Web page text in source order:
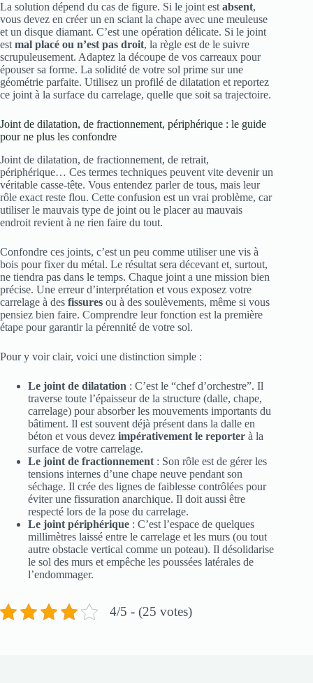
La solution dépend du cas de figure. Si le joint est absent,
vous devez en créer un en sciant la chape avec une meuleuse
et un disque diamant. C’est une opération délicate. Si le joint
est mal placé ou n’est pas droit, la règle est de le suivre
scrupuleusement. Adaptez la découpe de vos carreaux pour
épouser sa forme. La solidité de votre sol prime sur une
géométrie parfaite. Utilisez un profilé de dilatation et reportez
ce joint à la surface du carrelage, quelle que soit sa trajectoire.
Joint de dilatation, de fractionnement, périphérique : le guide
pour ne plus les confondre
Joint de dilatation, de fractionnement, de retrait,
périphérique… Ces termes techniques peuvent vite devenir un
véritable casse-tête. Vous entendez parler de tous, mais leur
rôle exact reste flou. Cette confusion est un vrai problème, car
utiliser le mauvais type de joint ou le placer au mauvais
endroit revient à ne rien faire du tout.
Confondre ces joints, c’est un peu comme utiliser une vis à
bois pour fixer du métal. Le résultat sera décevant et, surtout,
ne tiendra pas dans le temps. Chaque joint a une mission bien
précise. Une erreur d’interprétation et vous exposez votre
carrelage à des fissures ou à des soulèvements, même si vous
pensiez bien faire. Comprendre leur fonction est la première
étape pour garantir la pérennité de votre sol.
Pour y voir clair, voici une distinction simple :
Le joint de dilatation : C’est le “chef d’orchestre”. Il
traverse toute l’épaisseur de la structure (dalle, chape,
carrelage) pour absorber les mouvements importants du
bâtiment. Il est souvent déjà présent dans la dalle en
béton et vous devez impérativement le reporter à la
surface de votre carrelage.
Le joint de fractionnement : Son rôle est de gérer les
tensions internes d’une chape neuve pendant son
séchage. Il crée des lignes de faiblesse contrôlées pour
éviter une fissuration anarchique. Il doit aussi être
respecté lors de la pose du carrelage.
Le joint périphérique : C’est l’espace de quelques
millimètres laissé entre le carrelage et les murs (ou tout
autre obstacle vertical comme un poteau). Il désolidarise
le sol des murs et empêche les poussées latérales de
l’endommager.
4/5 - (25 votes)